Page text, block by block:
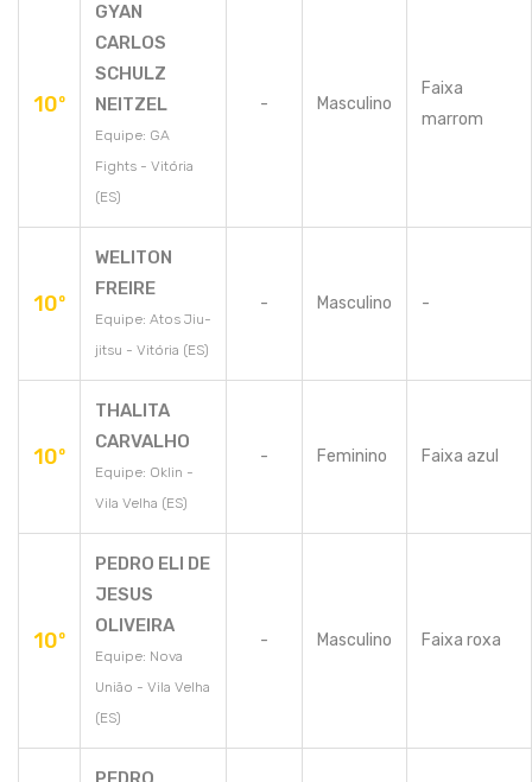
10º
GYAN
CARLOS
SCHULZ
NEITZEL
Equipe: GA
Fights - Vitória
(ES)
- Masculino
Faixa
marrom
10º
WELITON
FREIRE
Equipe: Atos Jiu-
jitsu - Vitória (ES)
- Masculino -
10º
THALITA
CARVALHO
Equipe: Oklin -
Vila Velha (ES)
- Feminino Faixa azul
10º
PEDRO ELI DE
JESUS
OLIVEIRA
Equipe: Nova
União - Vila Velha
(ES)
- Masculino Faixa roxa